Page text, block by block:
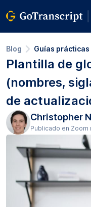
Blog Guías prácticas
Plantilla de
(nombres,
de
Christopher
Publicado en Zoom